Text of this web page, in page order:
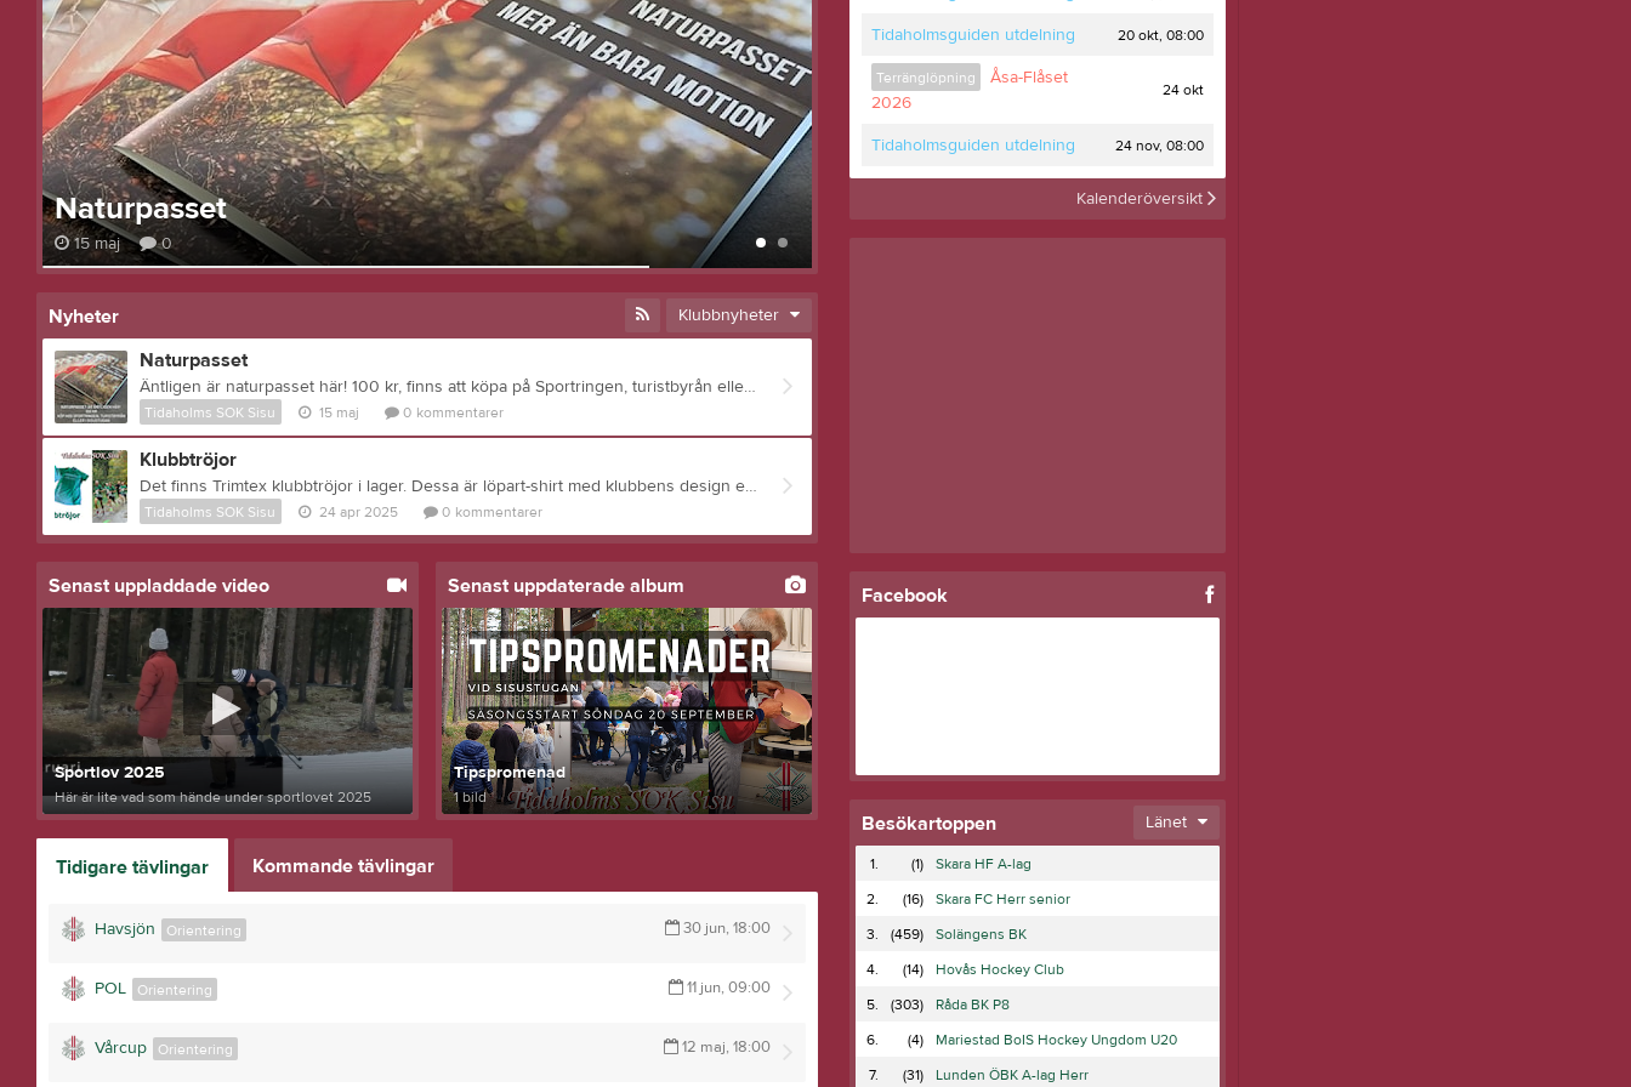
Naturpasset
15 maj 0
Nyheter Klubbnyheter
Naturpasset
Äntligen är naturpasset här! 100 kr, finns att köpa på Sportringen, turistbyrån eller i Sisustugan.
Tidaholms SOK Sisu 15 maj 0 kommentarer
Klubbtröjor
Det finns Trimtex klubbtröjor i lager. Dessa är löpart-shirt med klubbens design enligt bilderna - framsida och baksida. Pris juniorstorlek 279 kr och senior 299 kr. info@tidaholmssoksisu.nu
Tidaholms SOK Sisu 24 apr 2025 0 kommentarer
Senast uppladdade video
Sportlov 2025
Här är lite vad som hände under sportlovet 2025
Senast uppdaterade album
Tipspromenad
1 bild
Tidigare tävlingar Kommande tävlingar
30 jun, 18:00
Orientering
Havsjön
11 jun, 09:00
Orientering
POL
12 maj, 18:00
Orientering
Vårcup
Tidaholmsguiden utdelning 20 okt, 08:00
Terränglöpning
Åsa-Flåset
2026
24 okt
Tidaholmsguiden utdelning 24 nov, 08:00
Kalenderöversikt
Facebook
Besökartoppen Länet
1. (1)
Skara HF A-lag
2.
(16)
Skara FC Herr senior
3.
(459)
Solängens BK
4.
(14)
Hovås Hockey Club
5.
(303)
Råda BK P8
6.
(4)
Mariestad BoIS Hockey Ungdom U20
7.
(31) Lunden ÖBK A-lag Herr